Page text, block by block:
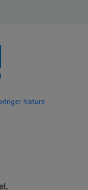
Nature